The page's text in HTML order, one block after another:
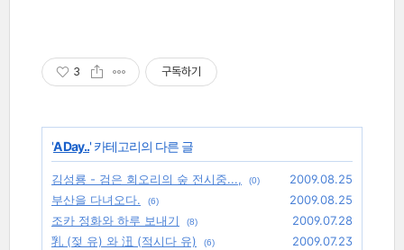
3 구독하기
'A Day..' 카테고리의 다른 글
김성룡 - 검은 회오리의 숲 전시중..., (0)
2009.08.25
부산을 다녀오다.
(6)
2009.08.25
조카 정화와 하루 보내기
(8)
2009.07.28
乳 (젖 유) 와 沑 (적시다 유)
(6)
2009.07.23